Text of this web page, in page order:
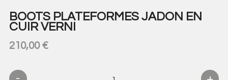
BOOTS PLATEFORMES JADON EN
CUIR VERNI
210,00 €